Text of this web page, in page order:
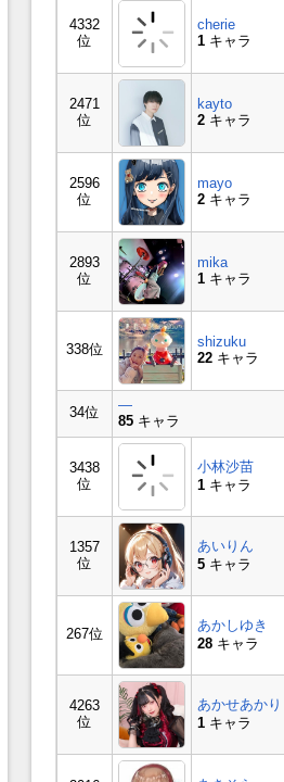
4332
位
cherie
1キャラ
2471
位
kayto
2キャラ
2596
位
mayo
2キャラ
2893
位
mika
1キャラ
338位
shizuku
22キャラ
34位
―
85キャラ
3438
位
⼩林沙苗
1キャラ
1357
位
あいりん
5キャラ
267位
あかしゆき
28キャラ
4263
位
あかせあかり
1キャラ